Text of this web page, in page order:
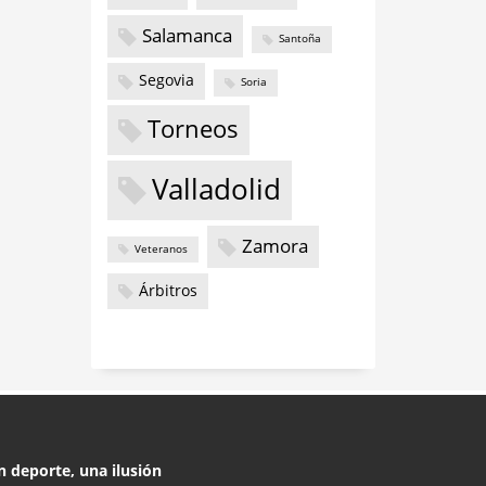
Salamanca Santoña
Segovia Soria
Torneos
Valladolid
Veteranos Zamora
Árbitros
deporte, una ilusión